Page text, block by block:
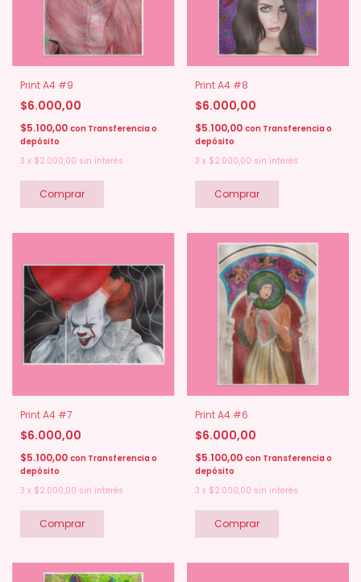
Print A4 #9
$6.000,00
$5.100,00 con Transferencia o
depósito
3 x $2.000,00 sin interés
Print A4 #8
$6.000,00
$5.100,00 con Transferencia o
depósito
3 x $2.000,00 sin interés
Print A4 #7
$6.000,00
$5.100,00 con Transferencia o
depósito
3 x $2.000,00 sin interés
Print A4 #6
$6.000,00
$5.100,00 con Transferencia o
depósito
3 x $2.000,00 sin interés